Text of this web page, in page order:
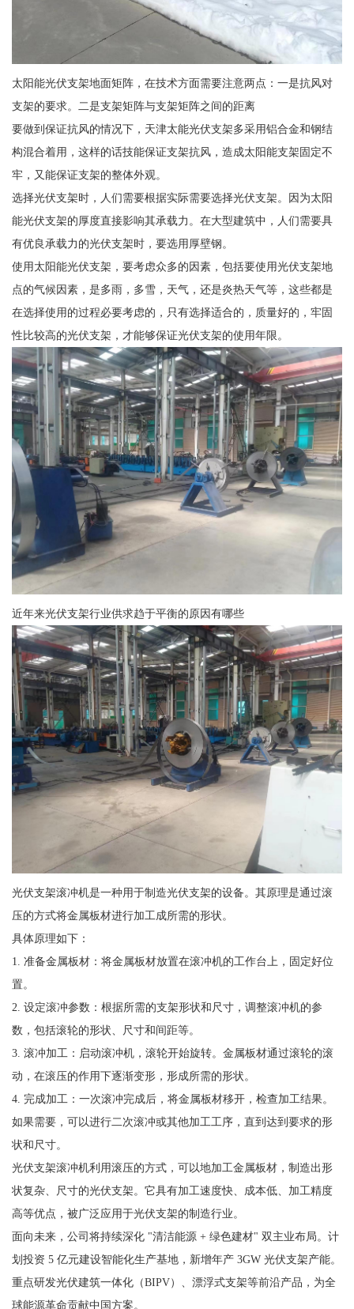
太阳能光伏支架地面矩阵，在技术方面需要注意两点：一是抗风对
支架的要求。二是支架矩阵与支架矩阵之间的距离
要做到保证抗风的情况下，天津太能光伏支架多采用铝合金和钢结
构混合着用，这样的话技能保证支架抗风，造成太阳能支架固定不
牢，又能保证支架的整体外观。
选择光伏支架时，人们需要根据实际需要选择光伏支架。因为太阳
能光伏支架的厚度直接影响其承载力。在大型建筑中，人们需要具
有优良承载力的光伏支架时，要选用厚壁钢。
使用太阳能光伏支架，要考虑众多的因素，包括要使用光伏支架地
点的气候因素，是多雨，多雪，天气，还是炎热天气等，这些都是
在选择使用的过程必要考虑的，只有选择适合的，质量好的，牢固
性比较高的光伏支架，才能够保证光伏支架的使用年限。
近年来光伏支架行业供求趋于平衡的原因有哪些
光伏支架滚冲机是一种用于制造光伏支架的设备。其原理是通过滚
压的方式将金属板材进行加工成所需的形状。
具体原理如下：
1. 准备金属板材：将金属板材放置在滚冲机的工作台上，固定好位
置。
2. 设定滚冲参数：根据所需的支架形状和尺寸，调整滚冲机的参
数，包括滚轮的形状、尺寸和间距等。
3. 滚冲加工：启动滚冲机，滚轮开始旋转。金属板材通过滚轮的滚
动，在滚压的作用下逐渐变形，形成所需的形状。
4. 完成加工：一次滚冲完成后，将金属板材移开，检查加工结果。
如果需要，可以进行二次滚冲或其他加工工序，直到达到要求的形
状和尺寸。
光伏支架滚冲机利用滚压的方式，可以地加工金属板材，制造出形
状复杂、尺寸的光伏支架。它具有加工速度快、成本低、加工精度
高等优点，被广泛应用于光伏支架的制造行业。
面向未来，公司将持续深化 "清洁能源 + 绿色建材" 双主业布局。计
划投资 5 亿元建设智能化生产基地，新增年产 3GW 光伏支架产能。
重点研发光伏建筑一体化（BIPV）、漂浮式支架等前沿产品，为全
球能源革命贡献中国方案。